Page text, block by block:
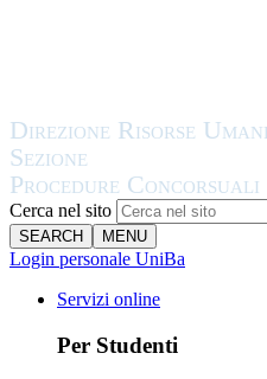
Cerca nel sito
SEARCH MENU
Login personale UniBa
Servizi online
Per Studenti